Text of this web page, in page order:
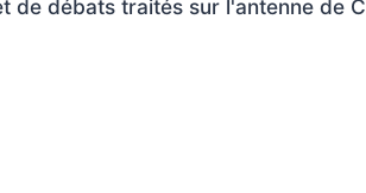
de débats traités sur l'antenne de